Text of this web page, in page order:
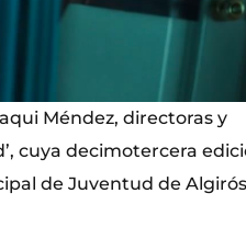
Méndez, directoras y
cuya decimotercera
de Juventud de Algirós